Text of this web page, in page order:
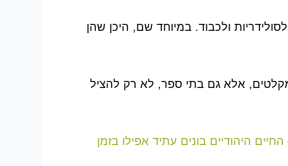
ולכבוד. במיוחד שם, היכן שהן
אלא גם בתי ספר, לא רק להציל
היהודיים בונים עתיד אפילו בזמן